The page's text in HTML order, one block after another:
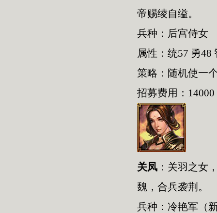
帝赐绫自缢。
兵种：后宫侍女
属性：统57 勇48
策略：随机使一
招募费用：14000
关凤 ：关羽之女
魏，合兵袭荆。
兵种：冷艳军（